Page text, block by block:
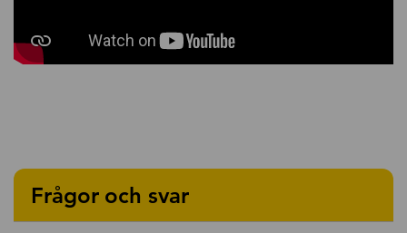
Frågor och svar